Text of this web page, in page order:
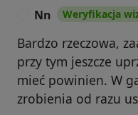
Nn Weryfikacja
Bardzo rzeczowa,
przy tym jeszcze
mieć powinien. W
zrobienia od razu